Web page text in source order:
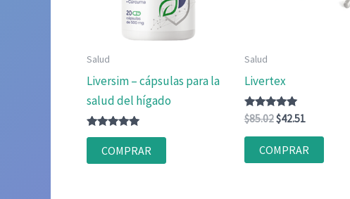
Salud
Liversim – cápsulas para la
salud del hígado
Valorado
4.83
de 5
COMPRAR
Salud
Livertex
Valorado
con
4.88
de 5
$85.02El
original
era:
$42.51El
actual
es:
COMPRAR